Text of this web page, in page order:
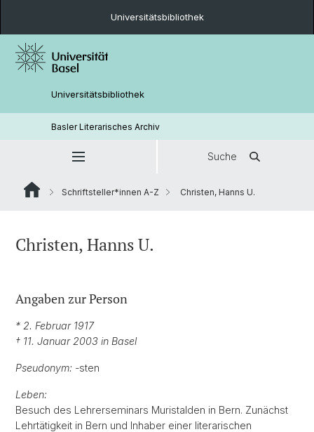
Universitätsbibliothek
Universitätsbibliothek
Basler Literarisches Archiv
Suche
Schriftsteller*innen A-Z Christen, Hanns U.
Christen, Hanns U.
Angaben zur Person
* 2. Februar 1917
† 11. Januar 2003 in Basel
Pseudonym: -sten
Leben:
Besuch des Lehrerseminars Muristalden in Bern. Zunächst
Lehrtätigkeit in Bern und Inhaber einer literarischen